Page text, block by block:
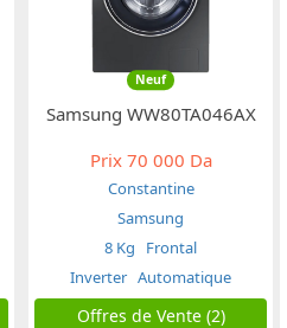
Neuf
Samsung WW80TA046AX
Prix70 000 Da
Constantine
Samsung
8 Kg
Frontal
Inverter Automatique
Offres de Vente (2)